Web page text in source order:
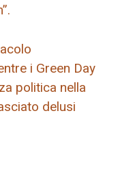
i Green Day
politica nella
delusi